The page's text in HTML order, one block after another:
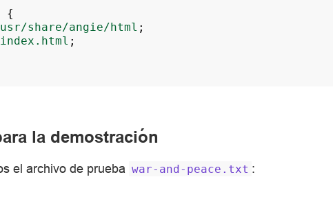
{
share/angie/html ;
index.html ;
la demostración
el archivo de prueba war-and-peace.txt :